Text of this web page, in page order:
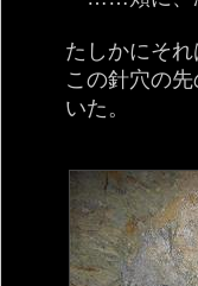
たしかにそれ
この針穴の
いた。